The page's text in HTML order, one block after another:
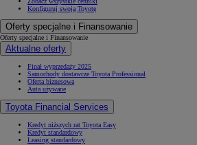
Konfiguruj swoją Toyotę
Oferty specjalne i Finansowanie
Oferty specjalne i Finansowanie
Aktualne oferty
Finał wyprzedaży 2025
Samochody dostawcze Toyota Professional
Oferta biznesowa
Auta używane
Toyota Financial Services
Kredyt niższych rat Toyota Easy
Kredyt standardowy
Leasing standardowy